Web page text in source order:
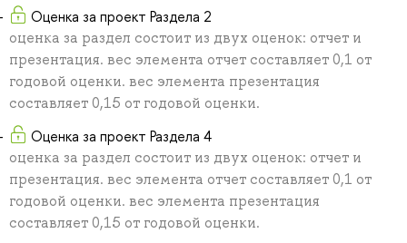
Оценка за проект Раздела 2
оценка за раздел состоит из двух оценок: отчет и
презентация. вес элемента отчет составляет 0,1 от
годовой оценки. вес элемента презентация
составляет 0,15 от годовой оценки.
Оценка за проект Раздела 4
оценка за раздел состоит из двух оценок: отчет и
презентация. вес элемента отчет составляет 0,1 от
годовой оценки. вес элемента презентация
составляет 0,15 от годовой оценки.